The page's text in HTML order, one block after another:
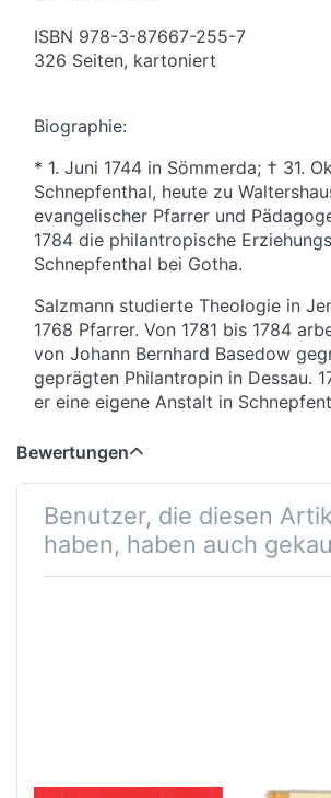
ISBN 978-3-87667-255-7
326 Seiten, kartoniert
Biographie:
* 1. Juni 1744 in Sömmerda; † 31.
Schnepfenthal, heute zu
evangelischer Pfarrer und
1784 die philantropische
Schnepfenthal bei Gotha.
Salzmann studierte Theologie in
1768 Pfarrer. Von 1781 bis 1784
von Johann Bernhard Basedow
geprägten Philantropin in Dessau.
er eine eigene Anstalt in
Bewertungen
Benutzer, die diesen
haben, haben auch